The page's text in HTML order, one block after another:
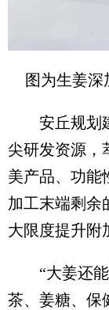
图为生姜
安丘规划建
尖研发资源，
美产品、功能
加工末端剩余
大限度提升附
“大姜还能
茶、姜糖、保